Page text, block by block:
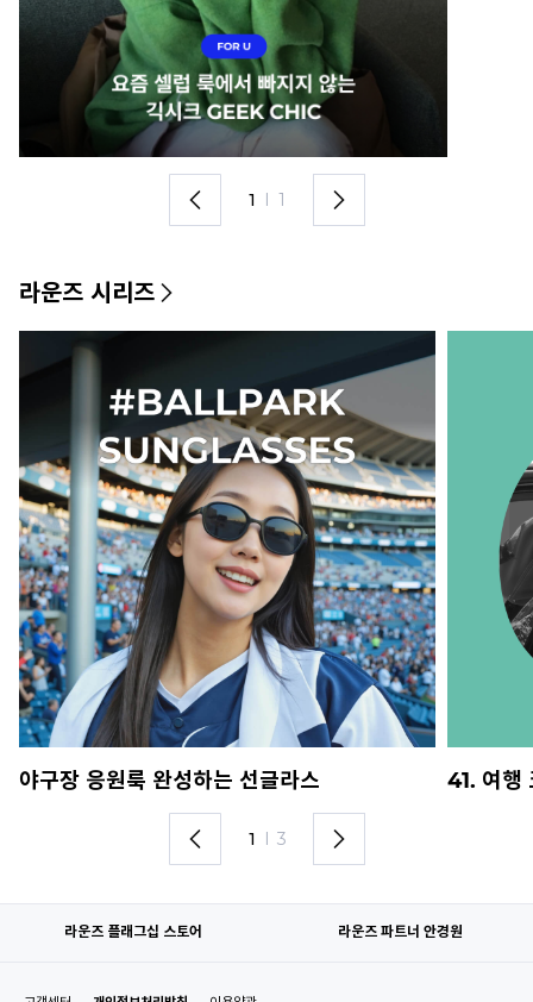
1 I 1
라운즈 시리즈
야구장 응원룩 완성하는 선글라스 41. 여행
1 I 3
라운즈 플래그십 스토어 라운즈 파트너 안경원